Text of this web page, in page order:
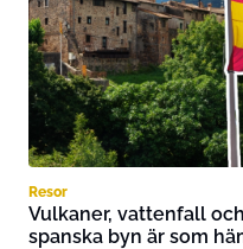
Resor
Vulkaner, vattenfall
spanska byn är som